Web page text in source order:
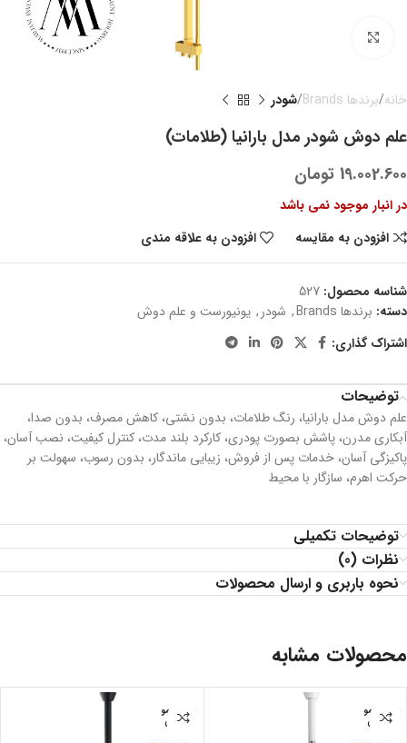
خانه برندها Brands شودر
علم دوش شودر مدل بارانیا (طلامات)
19.002.600 تومان
در انبار موجود نمی باشد
افزودن به مقایسه
افزودن به علاقه مندی
شناسه محصول: 527
دسته: برندها Brands , شودر, یونیورست و علم دوش
اشتراک گذاری:
توضیحات
علم دوش مدل بارانیا، رنگ طلامات، بدون نشتي، کاهش مصرف، بدون صدا،
آبکاری مدرن، پاشش بصورت پودری، کارکرد بلند مدت، كنترل كيفيت، نصب آسان،
پاکیزگی آسان، خدمات پس از فروش، زیبایی ماندگار، بدون رسوب، سهولت بر
حرکت اهرم، سازگار با محیط
توضیحات تکمیلی
نظرات (0)
نحوه باربری و ارسال محصولات
محصولات مشابه
اتمام مو
جودی
اتمام مو
جودی